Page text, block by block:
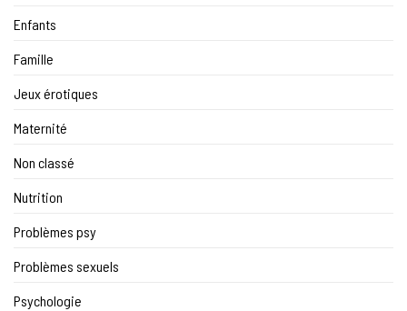
Enfants
Famille
Jeux érotiques
Maternité
Non classé
Nutrition
Problèmes psy
Problèmes sexuels
Psychologie